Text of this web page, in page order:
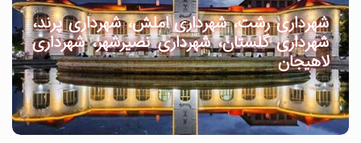
شهرداری رشت، شهرداری املش، شهرداری پرند،
شهرداری گلستان، شهرداری نصیرشهر، شهرداری
لاهیجان